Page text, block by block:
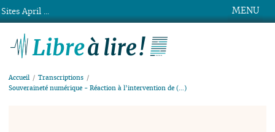
MENU
Accueil
Transcriptions
Souveraineté numérique - Réaction à l’intervention de (…)
Sites April ...